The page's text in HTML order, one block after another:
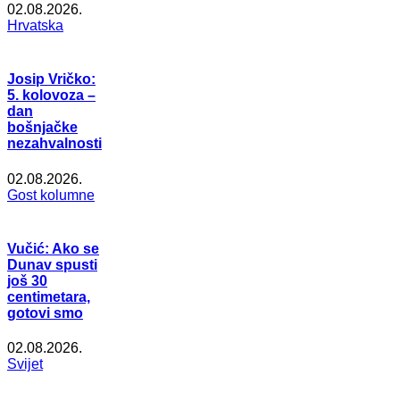
02.08.2026.
Hrvatska
Josip Vričko:
5. kolovoza –
dan
bošnjačke
nezahvalnosti
02.08.2026.
Gost kolumne
Vučić: Ako se
Dunav spusti
još 30
centimetara,
gotovi smo
02.08.2026.
Svijet